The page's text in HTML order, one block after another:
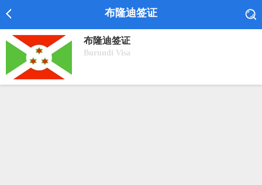
布隆迪签证
布隆迪签证
Burundi Visa